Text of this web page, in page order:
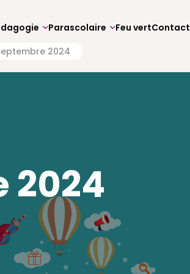
Parascolaire Feu vertContact
2024
2024